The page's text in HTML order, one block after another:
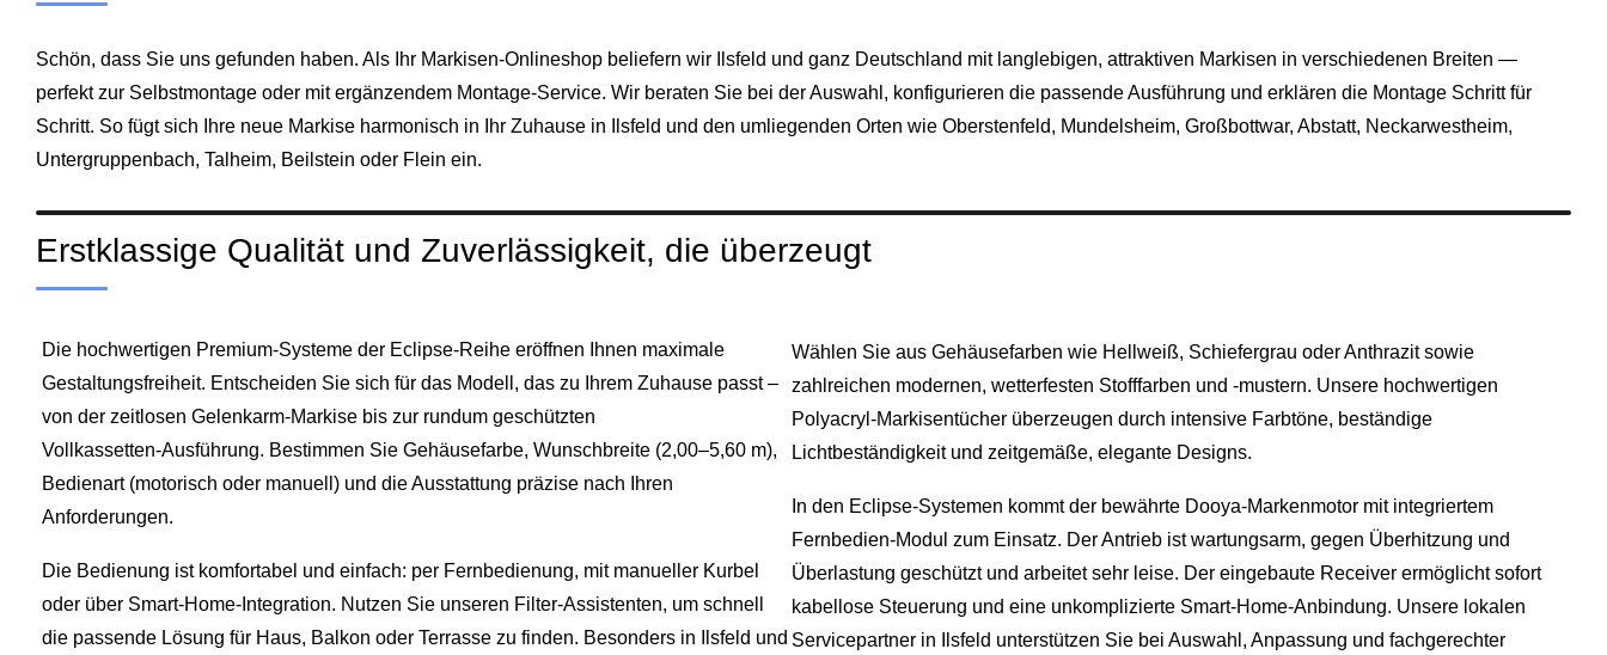
Schön, dass Sie uns gefunden haben. Als Ihr Markisen-Onlineshop beliefern wir Ilsfeld und ganz Deutschland mit langlebigen, attraktiven Markisen in verschiedenen Breiten —
perfekt zur Selbstmontage oder mit ergänzendem Montage-Service. Wir beraten Sie bei der Auswahl, konfigurieren die passende Ausführung und erklären die Montage Schritt für
Schritt. So fügt sich Ihre neue Markise harmonisch in Ihr Zuhause in Ilsfeld und den umliegenden Orten wie Oberstenfeld, Mundelsheim, Großbottwar, Abstatt, Neckarwestheim,
Untergruppenbach, Talheim, Beilstein oder Flein ein.
Erstklassige Qualität und Zuverlässigkeit, die überzeugt
Die hochwertigen Premium-Systeme der Eclipse‑Reihe eröffnen Ihnen maximale
Gestaltungsfreiheit. Entscheiden Sie sich für das Modell, das zu Ihrem Zuhause passt –
von der zeitlosen Gelenkarm‑Markise bis zur rundum geschützten
Vollkassetten‑Ausführung. Bestimmen Sie Gehäusefarbe, Wunschbreite (2,00–5,60 m),
Bedienart (motorisch oder manuell) und die Ausstattung präzise nach Ihren
Anforderungen.
Die Bedienung ist komfortabel und einfach: per Fernbedienung, mit manueller Kurbel
oder über Smart‑Home‑Integration. Nutzen Sie unseren Filter‑Assistenten, um schnell
die passende Lösung für Haus, Balkon oder Terrasse zu finden. Besonders in Ilsfeld und
Wählen Sie aus Gehäusefarben wie Hellweiß, Schiefergrau oder Anthrazit sowie
zahlreichen modernen, wetterfesten Stofffarben und -mustern. Unsere hochwertigen
Polyacryl‑Markisentücher überzeugen durch intensive Farbtöne, beständige
Lichtbeständigkeit und zeitgemäße, elegante Designs.
In den Eclipse‑Systemen kommt der bewährte Dooya‑Markenmotor mit integriertem
Fernbedien‑Modul zum Einsatz. Der Antrieb ist wartungsarm, gegen Überhitzung und
Überlastung geschützt und arbeitet sehr leise. Der eingebaute Receiver ermöglicht sofort
kabellose Steuerung und eine unkomplizierte Smart‑Home‑Anbindung. Unsere lokalen
Servicepartner in Ilsfeld unterstützen Sie bei Auswahl, Anpassung und fachgerechter